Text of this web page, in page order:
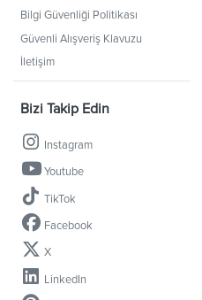
Bilgi Güvenliği Politikası
Güvenli Alışveriş Klavuzu
İletişim
Bizi Takip Edin
Instagram
Youtube
TikTok
Facebook
X
LinkedIn